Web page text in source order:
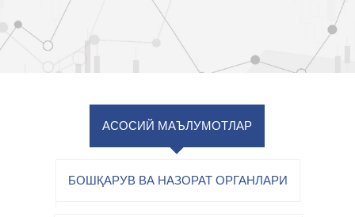
АСОСИЙ МАЪЛУМОТЛАР
БОШҚАРУВ ВА НАЗОРАТ ОРГАНЛАРИ